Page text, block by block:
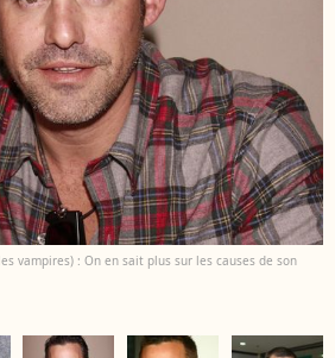
vampires) : On en sait plus sur les causes de son